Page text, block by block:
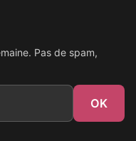
Pas de spam,
OK